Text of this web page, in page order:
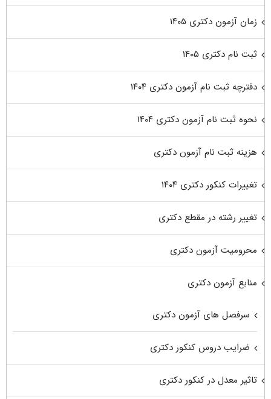
زمان آزمون دکتری ۱۴۰۵
ثبت نام دکتری ۱۴۰۵
دفترچه ثبت نام آزمون دکتری ۱۴۰۴
نحوه ثبت نام آزمون دکتری ۱۴۰۴
هزینه ثبت نام آزمون دکتری
تغییرات کنکور دکتری ۱۴۰۴
تغییر رشته در مقطع دکتری
محرومیت آزمون دکتری
منابع آزمون دکتری
سرفصل های آزمون دکتری
ضرایب دروس کنکور دکتری
تاثیر معدل در کنکور دکتری